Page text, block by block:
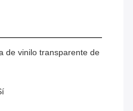
de vinilo transparente de